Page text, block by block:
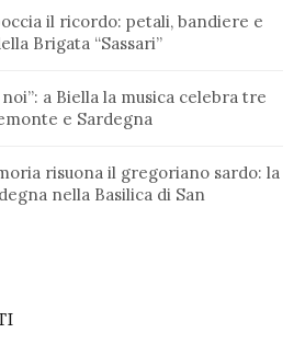
il ricordo: petali, bandiere e
Brigata “Sassari”
a Biella la musica celebra tre
e Sardegna
risuona il gregoriano sardo: la
nella Basilica di San